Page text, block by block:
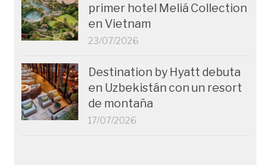
IAG7 Viajes
la marroquí
16/01/2026
primer hotel Meliá Collection
en Vietnam
23/07/2026
Destination by Hyatt debuta
en Uzbekistán con un resort
de montaña
17/07/2026